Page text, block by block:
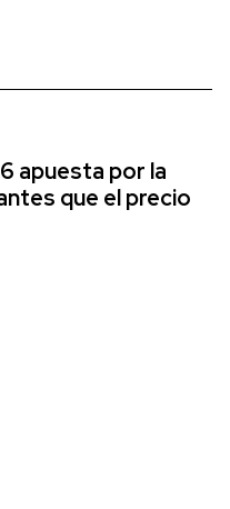
apuesta por la
que el precio